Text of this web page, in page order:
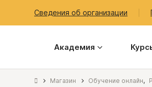
Сведения об организации
Академия
Магазин Обучение онлайн,